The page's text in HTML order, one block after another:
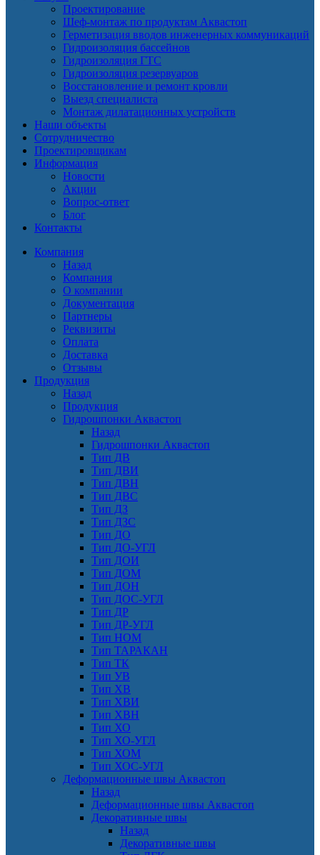
Проектирование
Шеф-монтаж по продуктам Аквастоп
Герметизация вводов инженерных коммуникаций
Гидроизоляция бассейнов
Гидроизоляция ГТС
Гидроизоляция резервуаров
Восстановление и ремонт кровли
Выезд специалиста
Монтаж дилатационных устройств
Наши объекты
Сотрудничество
Проектировщикам
Информация
Новости
Акции
Вопрос-ответ
Блог
Контакты
Компания
Назад
Компания
О компании
Документация
Партнеры
Реквизиты
Оплата
Доставка
Отзывы
Продукция
Назад
Продукция
Гидрошпонки Аквастоп
Назад
Гидрошпонки Аквастоп
Тип ДВ
Тип ДВИ
Тип ДВН
Тип ДВС
Тип ДЗ
Тип ДЗС
Тип ДО
Тип ДО-УГЛ
Тип ДОИ
Тип ДОМ
Тип ДОН
Тип ДОС-УГЛ
Тип ДР
Тип ДР-УГЛ
Тип НОМ
Тип ТАРАКАН
Тип ТК
Тип УВ
Тип ХВ
Тип ХВИ
Тип ХВН
Тип ХО
Тип ХО-УГЛ
Тип ХОМ
Тип ХОС-УГЛ
Деформационные швы Аквастоп
Назад
Деформационные швы Аквастоп
Декоративные швы
Назад
Декоративные швы